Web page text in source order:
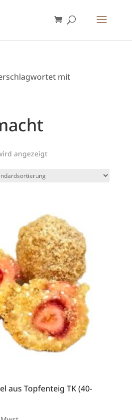
mit
angezeigt
aus Topfenteig TK (40-